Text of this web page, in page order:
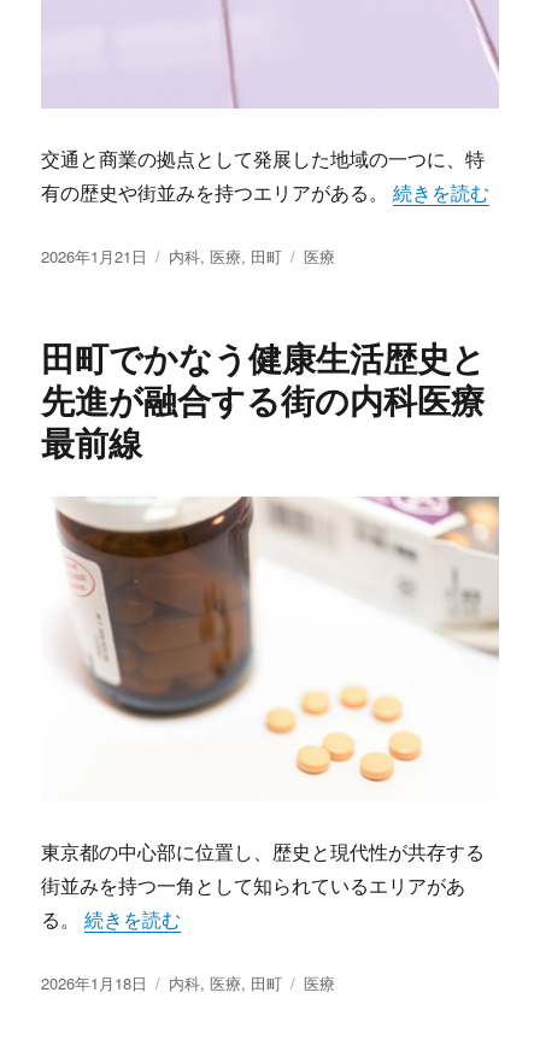
交通と商業の拠点として発展した地域の一つに、特
有の歴史や街並みを持つエリアがある。“田町が支える
続きを読む
投
2026年1月21日
カ
ー
内科,医療, 田町
タ
医療
田町でかなう健康生活歴史と
先進が融合する街の内科医療
最前線
東京都の中心部に位置し、歴史と現代性が共存する
街並みを持つ一角として知られているエリアがあ
る。“田町でかなう健康生活歴史と先進が融合する街の
続きを読む
投
2026年1月18日
カ
内科,医療, 田町
タ
医療